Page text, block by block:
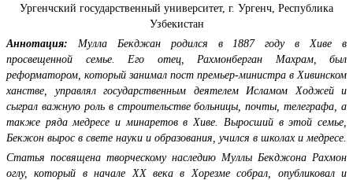
Ургенчский государственный университет, г. Ургенч, Республика
Узбекистан
Аннотация:
Мулла Бекджан родился в 1887 году в Хиве в
просвещенной семье. Его отец, Рахмонберган Махрам, был
реформатором, который занимал пост премьер-министра в Хивинском
ханстве, управлял государственным деятелем Исламом Ходжей и
сыграл важную роль в строительстве больницы, почты, телеграфа, а
также ряда медресе и минаретов в Хиве. Выросший в этой семье,
Бекжон вырос в свете науки и образования, учился в школах и медресе.
Статья посвящена творческому наследию Муллы Бекджона Рахмон
оглу, который в начале ХХ века в Хорезме собрал, опубликовал и